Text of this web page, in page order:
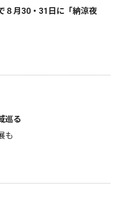
８月30・31日に「納涼夜
巡る
も